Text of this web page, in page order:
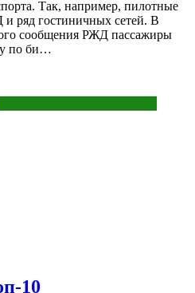
Так, например, пилотные
ряд гостиничных сетей. В
сообщения РЖД пассажиры
по би…
10